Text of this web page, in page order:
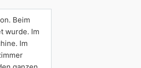
Beim
wurde. Im
Im